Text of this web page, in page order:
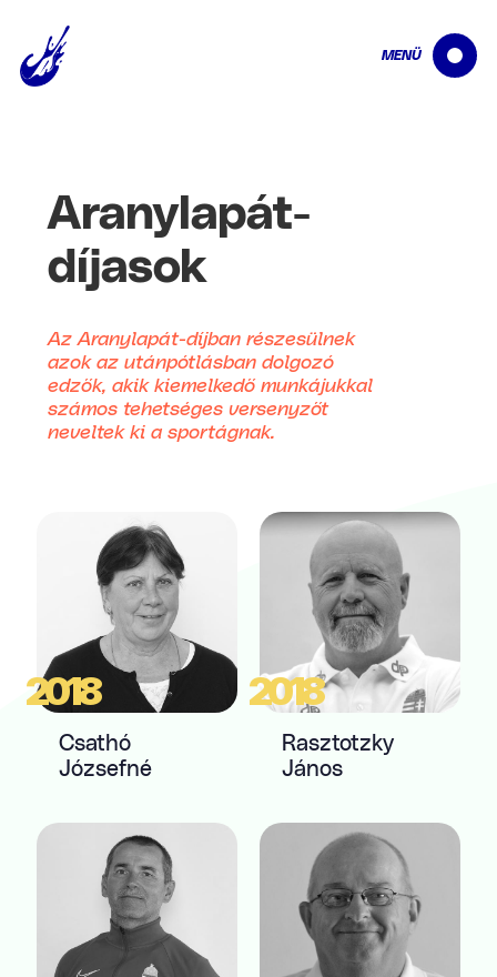
MENÜ
Aranylapát-
díjasok
Az Aranylapát-díjban részesülnek
azok az utánpótlásban dolgozó
edzők, akik kiemelkedő munkájukkal
számos tehetséges versenyzőt
neveltek ki a sportágnak.
2018
Csathó
Józsefné
2018
Rasztotzky
János